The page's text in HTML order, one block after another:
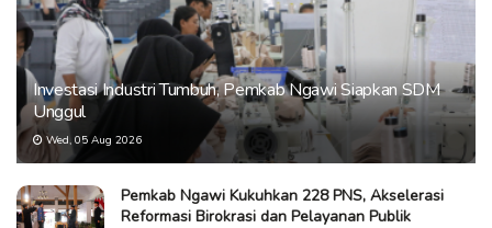
Investasi Industri Tumbuh, Pemkab Ngawi Siapkan SDM
Unggul
Wed, 05 Aug 2026
Pemkab Ngawi Kukuhkan 228 PNS, Akselerasi
Reformasi Birokrasi dan Pelayanan Publik